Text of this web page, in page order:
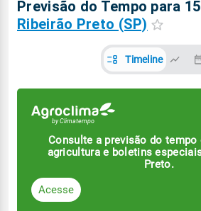
Previsão do Tempo para
Ribeirão Preto (SP)
Timeline
Consulte a previsão do tempo
agricultura e boletins
Preto.
Acesse